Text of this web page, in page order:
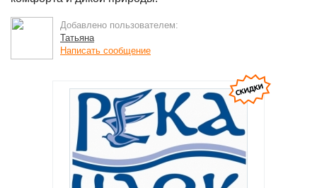
Добавлено пользователем:
Татьяна
Написать сообщение